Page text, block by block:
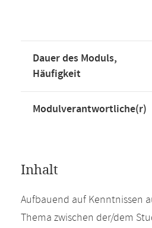
Dauer des Moduls,
Häufigkeit
Modulverantwortliche(r)
Inhalt
Aufbauend auf Kenntnissen
Thema zwischen der/dem